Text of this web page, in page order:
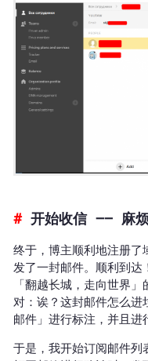
开始收信 —— 麻
终于，博主顺利地注册了
发了一封邮件。顺利到达
「翻越长城，走向世界
对：诶？这封邮件怎么进
邮件」进行标注，并且进
于是，我开始订阅邮件列